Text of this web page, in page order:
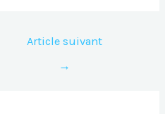
Article suivant
→